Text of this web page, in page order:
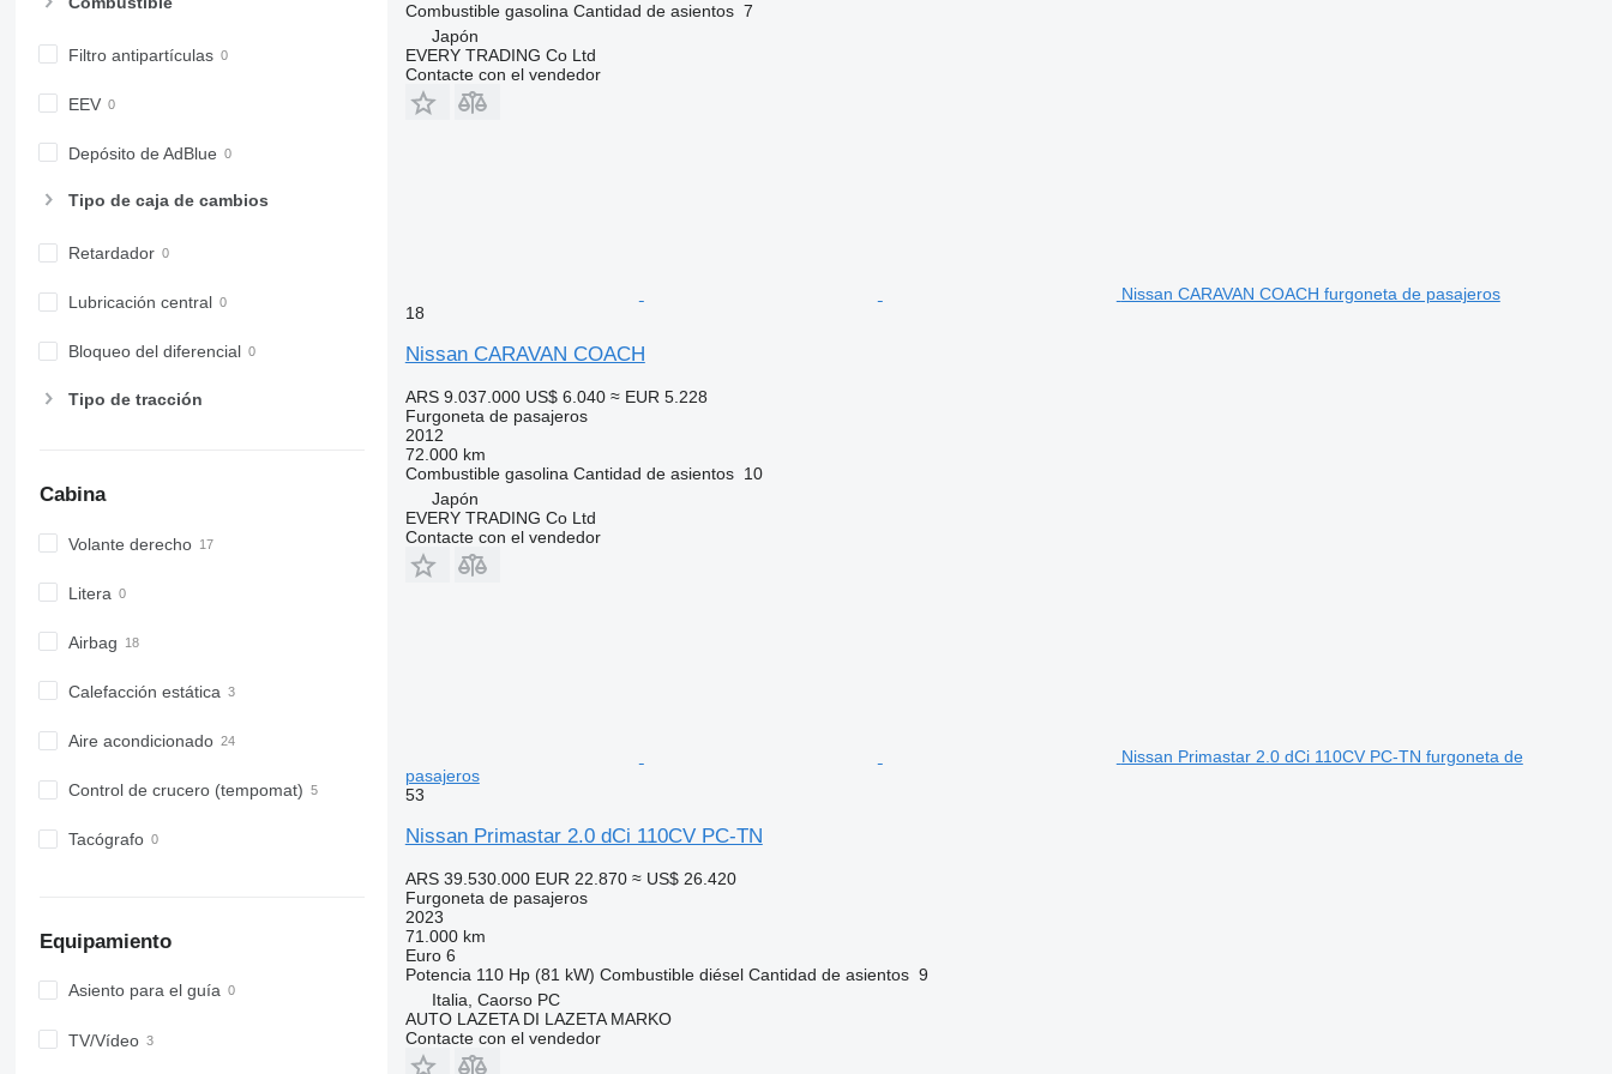
Filtro antipartículas
EEV
Depósito de AdBlue
Tipo de caja de cambios
Retardador
Lubricación central
Bloqueo del diferencial
Tipo de tracción
Cabina
Volante derecho
Litera
Airbag
Calefacción estática
Aire acondicionado
Control de crucero (tempomat)
Tacógrafo
Equipamiento
Asiento para el guía
TV/Vídeo
Combustible gasolina Cantidad de asientos 7
Japón
EVERY TRADING Co Ltd
Contacte con el vendedor
Nissan CARAVAN COACH furgoneta de pasajeros
18
Nissan CARAVAN COACH
ARS 9.037.000 US$ 6.040 ≈ EUR 5.228
Furgoneta de pasajeros
2012
72.000 km
Combustible gasolina Cantidad de asientos 10
Japón
EVERY TRADING Co Ltd
Contacte con el vendedor
Nissan Primastar 2.0 dCi 110CV PC-TN furgoneta de
pasajeros
53
Nissan Primastar 2.0 dCi 110CV PC-TN
ARS 39.530.000 EUR 22.870 ≈ US$ 26.420
Furgoneta de pasajeros
2023
71.000 km
Euro 6
Potencia 110 Hp (81 kW) Combustible diésel Cantidad de asientos 9
Italia, Caorso PC
AUTO LAZETA DI LAZETA MARKO
Contacte con el vendedor